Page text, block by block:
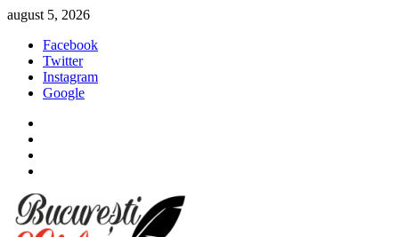
Sari
conținut
august 5, 2026
Facebook
Twitter
Instagram
Google